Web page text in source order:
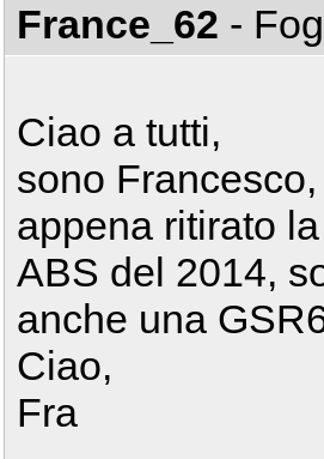
France_62 -
Ciao a tutti,
sono
appena ritirato
ABS del 2014,
anche una
Ciao,
Fra